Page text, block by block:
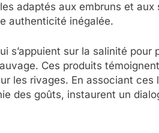
adaptés aux embruns et aux
authenticité inégalée.
s’appuient sur la salinité pour
Ces produits
les rivages. En associant ces
des goûts, instaurent un